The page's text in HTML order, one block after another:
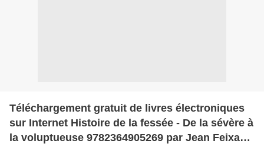
Téléchargement gratuit de livres électroniques
sur Internet Histoire de la fessée - De la sévère à
la voluptueuse 9782364905269 par Jean Feixas